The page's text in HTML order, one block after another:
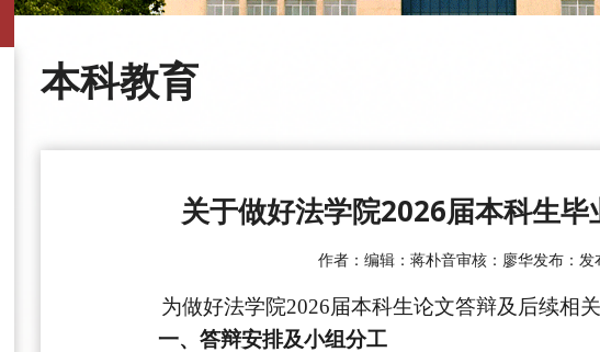
本科教育
关于做好法学院2026届本科生
作者： 编辑：蒋朴音审核：廖华发布： 发
为做好法学院2026届本科生论文答辩及后续相
一、答辩安排及小组分工